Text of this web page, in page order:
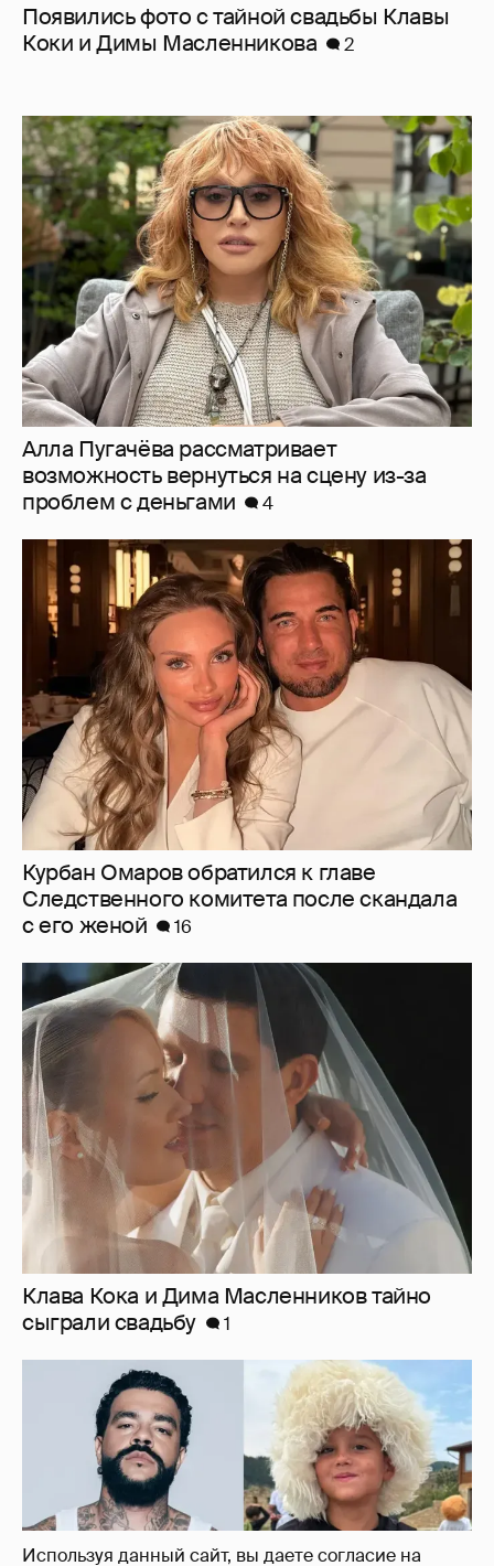
Используя данный сайт, вы даете согласие на
Алла Пугачёва рассматривает
возможность вернуться на сцену из-за
проблем с деньгами
4
Курбан Омаров обратился к главе
Следственного комитета после скандала
с его женой
16
Клава Кока и Дима Масленников тайно
сыграли свадьбу
1
"Мужик растёт". Тимати отправил
шестилетнего сына в лагерь для
мальчиков в Дагестане
10